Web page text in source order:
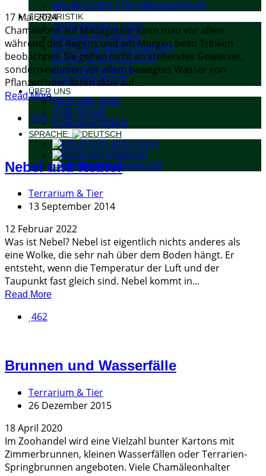
MALBÜCHER FÜR MADAGASKAR
TERRARISTIK
TERRARIUM & TIER
BAUANLEITUNGEN
FUTTER & SUPPLEMENTE
ZUCHT & NACHZUCHT
ERKRANKUNGEN
FÜR TIERÄRZTE
ÜBER UNS
WER WIR SIND
VORTRÄGE
PUBLIKATIONEN
SPRACHE:
DEUTSCH
ENGLISH
FRANÇAIS
17 Mai 2024
Chamäleons auf Madagaskar kann man vor allem
während des Regens und am Morgen beim Trinken
beobachten. Sie gehen nicht an stehendes Gewässer,
sondern nehmen vor allem bewegtes Wasser von
Pflanzen oder Ästen aktiv auf....
Read More
970
Nebel und Nebler
Terrarium & Tier
13 September 2014
12 Februar 2022
Was ist Nebel? Nebel ist eigentlich nichts anderes als
eine Wolke, die sehr nah über dem Boden hängt. Er
entsteht, wenn die Temperatur der Luft und der
Taupunkt fast gleich sind. Nebel kommt in...
Read More
462
Brunnen und Wasserfälle
Terrarium & Tier
26 Dezember 2015
18 April 2020
Im Zoohandel wird eine Vielzahl bunter Kartons mit
Zimmerbrunnen, kleinen Wasserfällen oder Terrarien-
Springbrunnen angeboten. Viele Chamäleonhalter